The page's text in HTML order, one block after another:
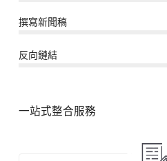
撰寫新聞稿
反向鏈結
一站式整合服務